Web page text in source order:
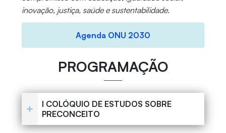
inovação, justiça, saúde e sustentabilidade.
Agenda ONU 2030
PROGRAMAÇÃO
I COLÓQUIO DE ESTUDOS SOBRE
PRECONCEITO